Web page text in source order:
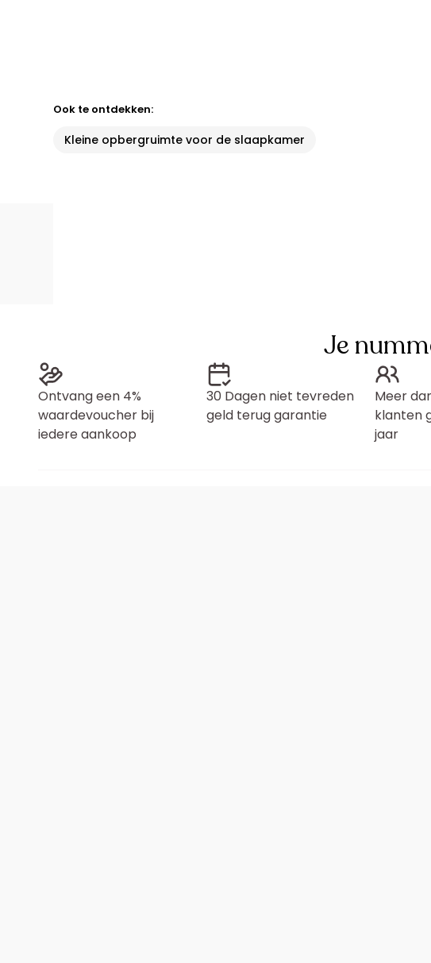
Ook te ontdekken:
Kleine opbergruimte voor de slaapkamer
Je
Ontvang een 4%
waardevoucher bij
iedere aankoop
30 Dagen niet tevreden
geld terug garantie
Meer
klanten
jaar